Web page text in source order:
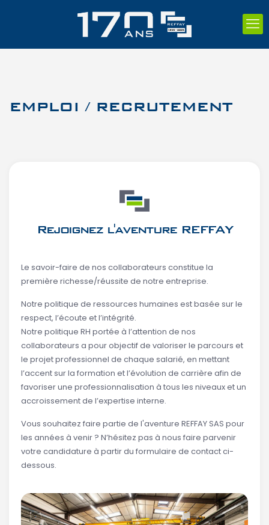
EMPLOI / RECRUTEMENT
Rejoignez l'aventure REFFAY
Le savoir-faire de nos collaborateurs constitue la
première richesse/réussite de notre entreprise.
Notre politique de ressources humaines est basée sur le
respect, l’écoute et l’intégrité.
Notre politique RH portée à l’attention de nos
collaborateurs a pour objectif de valoriser le parcours et
le projet professionnel de chaque salarié, en mettant
l’accent sur la formation et l’évolution de carrière afin de
favoriser une professionnalisation à tous les niveaux et un
accroissement de l’expertise interne.
Vous souhaitez faire partie de l'aventure REFFAY SAS pour
les années à venir ? N’hésitez pas à nous faire parvenir
votre candidature à partir du formulaire de contact ci-
dessous.